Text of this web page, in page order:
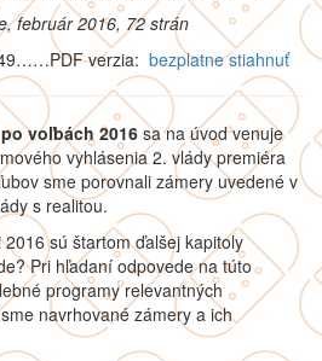
február 2016, 72 strán
verzia: bezplatne stiahnuť
voľbách 2016 sa na úvod venuje
vyhlásenia 2. vlády premiéra
sme porovnali zámery uvedené v
s realitou.
sú štartom ďalšej kapitoly
Pri hľadaní odpovede na túto
programy relevantných
navrhované zámery a ich